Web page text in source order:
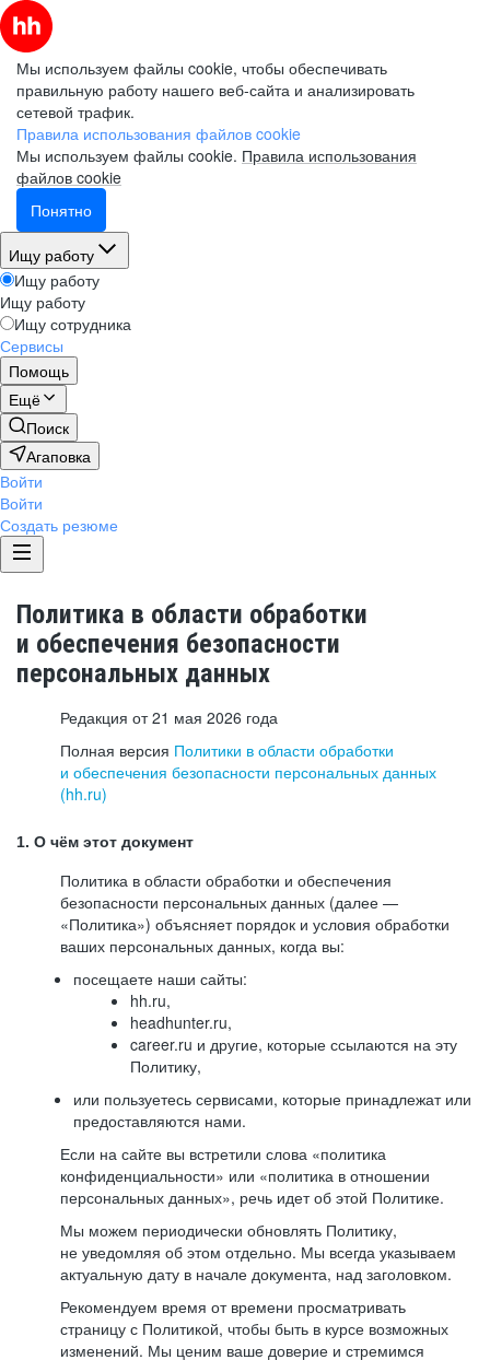
Мы используем файлы cookie, чтобы обеспечивать
правильную работу нашего веб-сайта и анализировать
сетевой трафик.
Правила использования файлов cookie
Мы используем файлы cookie. Правила использования
файлов cookie
Понятно
Ищу работу
Ищу работу
Ищу работу
Ищу сотрудника
Сервисы
Помощь
Ещё
Поиск
Агаповка
Войти
Войти
Создать резюме
Политика в области обработки
и обеспечения безопасности
персональных данных
Редакция от 21 мая 2026 года
Полная версия Политики в области обработки
и обеспечения безопасности персональных данных
(hh.ru)
1. О чём этот документ
Политика в области обработки и обеспечения
безопасности персональных данных (далее —
«Политика») объясняет порядок и условия обработки
ваших персональных данных, когда вы:
посещаете наши сайты:
hh.ru,
headhunter.ru,
career.ru и другие, которые ссылаются на эту
Политику,
или пользуетесь сервисами, которые принадлежат или
предоставляются нами.
Если на сайте вы встретили слова «политика
конфиденциальности» или «политика в отношении
персональных данных», речь идет об этой Политике.
Мы можем периодически обновлять Политику,
не уведомляя об этом отдельно. Мы всегда указываем
актуальную дату в начале документа, над заголовком.
Рекомендуем время от времени просматривать
страницу с Политикой, чтобы быть в курсе возможных
изменений. Мы ценим ваше доверие и стремимся